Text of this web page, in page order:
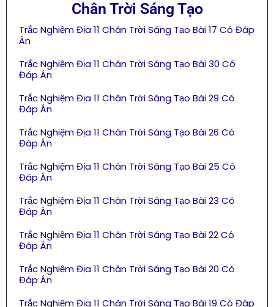
Chân Trời Sáng Tạo
Trắc Nghiệm Địa 11 Chân Trời Sáng Tạo Bài 17 Có Đáp
Án
Trắc Nghiệm Địa 11 Chân Trời Sáng Tạo Bài 30 Có
Đáp Án
Trắc Nghiệm Địa 11 Chân Trời Sáng Tạo Bài 29 Có
Đáp Án
Trắc Nghiệm Địa 11 Chân Trời Sáng Tạo Bài 26 Có
Đáp Án
Trắc Nghiệm Địa 11 Chân Trời Sáng Tạo Bài 25 Có
Đáp Án
Trắc Nghiệm Địa 11 Chân Trời Sáng Tạo Bài 23 Có
Đáp Án
Trắc Nghiệm Địa 11 Chân Trời Sáng Tạo Bài 22 Có
Đáp Án
Trắc Nghiệm Địa 11 Chân Trời Sáng Tạo Bài 20 Có
Đáp Án
Trắc Nghiệm Địa 11 Chân Trời Sáng Tạo Bài 19 Có Đáp